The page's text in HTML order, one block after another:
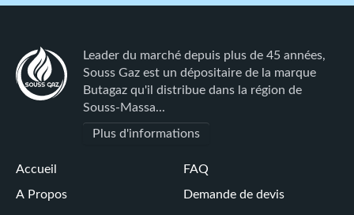
Leader du marché depuis plus de 45 années,
Souss Gaz est un dépositaire de la marque
Butagaz qu'il distribue dans la région de
Souss-Massa...
Plus d'informations
Accueil
A Propos
FAQ
Demande de devis